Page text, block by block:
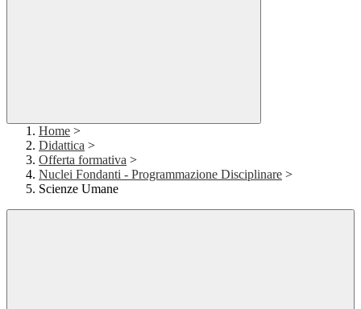
Home >
Didattica >
Offerta formativa >
Nuclei Fondanti - Programmazione Disciplinare >
Scienze Umane